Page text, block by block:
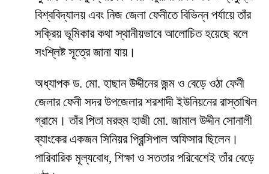
বিশ্ববিদ্যালয় এবং নিজ জেলা ফেনীতে বিভিন্ন পর্যায়ে তাঁর
সক্রিয় ভূমিকার কথা স্থানীয়ভাবে আলোচিত হয়েছে বলে
সংশ্লিষ্ট সূত্রে জানা যায়।
অধ্যাপক ড. মো. হাছান উদ্দীনের জন্ম ও বেড়ে ওঠা ফেনী
জেলার ফেনী সদর উপজেলার শরশাদী ইউনিয়নের রাস্তাখিল
গ্রামে। তাঁর পিতা মরহুম হাজী মো. জামাল উদ্দীন সোনালী
ব্যাংকের একজন সিনিয়র প্রিন্সিপাল অফিসার ছিলেন।
পারিবারিক মূল্যবোধ, শিক্ষা ও সততার পরিবেশেই তাঁর বেড়ে